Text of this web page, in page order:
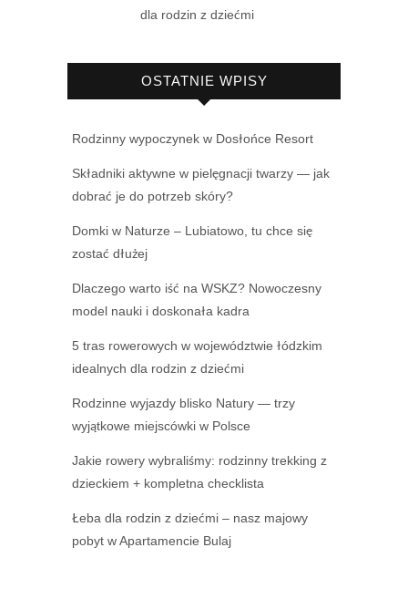
dla rodzin z dziećmi
OSTATNIE WPISY
Rodzinny wypoczynek w Dosłońce Resort
Składniki aktywne w pielęgnacji twarzy — jak
dobrać je do potrzeb skóry?
Domki w Naturze – Lubiatowo, tu chce się
zostać dłużej
Dlaczego warto iść na WSKZ? Nowoczesny
model nauki i doskonała kadra
5 tras rowerowych w województwie łódzkim
idealnych dla rodzin z dziećmi
Rodzinne wyjazdy blisko Natury — trzy
wyjątkowe miejscówki w Polsce
Jakie rowery wybraliśmy: rodzinny trekking z
dzieckiem + kompletna checklista
Łeba dla rodzin z dziećmi – nasz majowy
pobyt w Apartamencie Bulaj